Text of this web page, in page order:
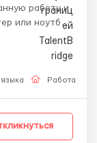
работу и
ПК; •
Работа